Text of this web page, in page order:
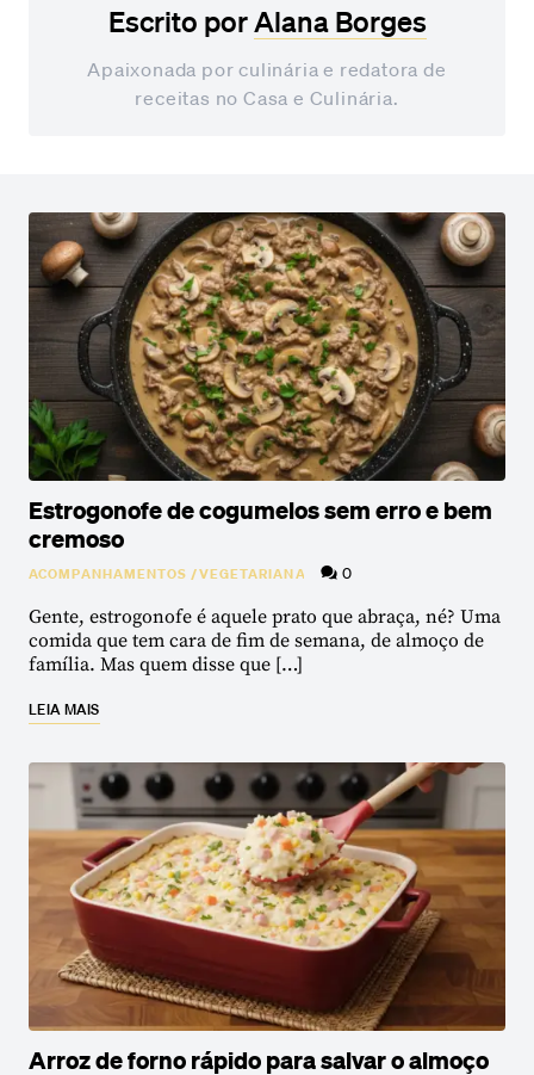
Escrito porAlana Borges
Apaixonada por culinária e redatora de
receitas no Casa e Culinária.
Estrogonofe de cogumelos sem erro e bem
cremoso
ACOMPANHAMENTOS /VEGETARIANA 0
Gente, estrogonofe é aquele prato que abraça, né? Uma
comida que tem cara de fim de semana, de almoço de
família. Mas quem disse que […]
LEIA MAIS
Arroz de forno rápido para salvar o almoço